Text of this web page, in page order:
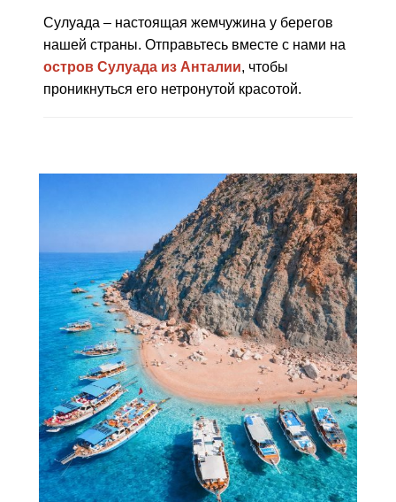
Сулуада – настоящая жемчужина у берегов
нашей страны. Отправьтесь вместе с нами на
остров Сулуада из Анталии, чтобы
проникнуться его нетронутой красотой.